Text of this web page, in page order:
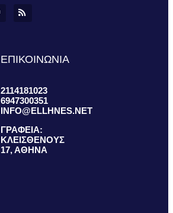
ΕΠΙΚΟΙΝΩΝΙΑ
2114181023
6947300351
INFO@ELLHNES.NET
ΓΡΑΦΕΙΑ:
ΚΛΕΙΣΘΕΝΟΥΣ
17, ΑΘΗΝΑ